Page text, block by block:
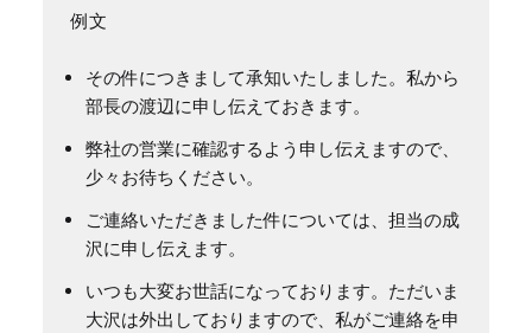
その件につきまして承知いたしました。私から
部長の渡辺に申し伝えておきます。
弊社の営業に確認するよう申し伝えますので、
少々お待ちください。
ご連絡いただきました件については、担当の成
沢に申し伝えます。
いつも大変お世話になっております。ただいま
大沢は外出しておりますので、私がご連絡を申